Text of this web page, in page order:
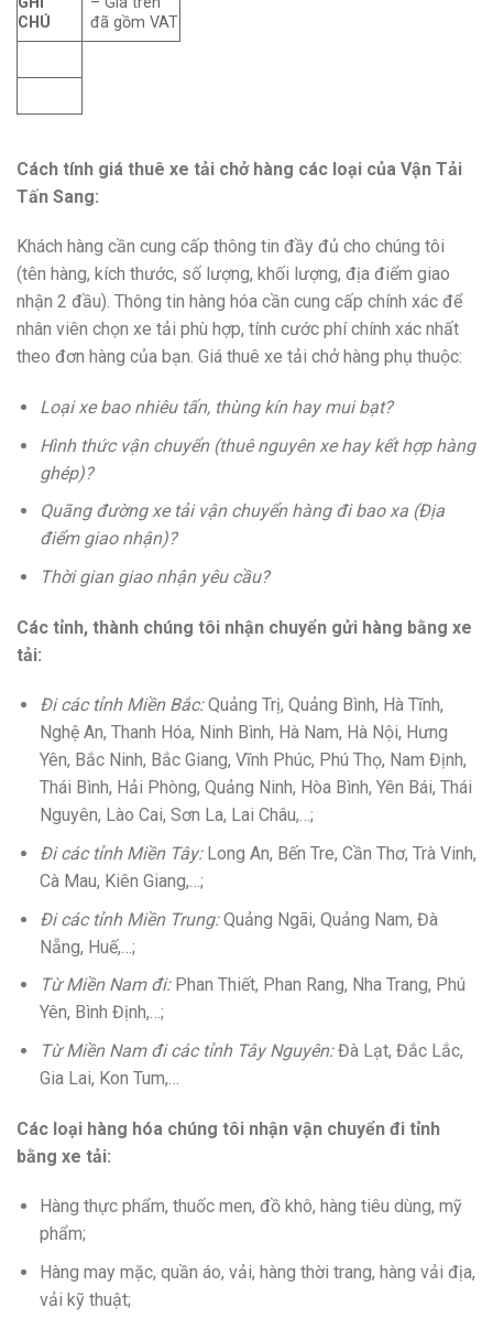
CHÚ
đã gồm VAT
Cách tính giá thuê xe tải chở hàng các loại của Vận Tải
Tấn Sang:
Khách hàng cần cung cấp thông tin đầy đủ cho chúng tôi
(tên hàng, kích thước, số lượng, khối lượng, địa điểm giao
nhận 2 đầu). Thông tin hàng hóa cần cung cấp chính xác để
nhân viên chọn xe tải phù hợp, tính cước phí chính xác nhất
theo đơn hàng của bạn. Giá thuê xe tải chở hàng phụ thuộc:
Loại xe bao nhiêu tấn, thùng kín hay mui bạt?
Hình thức vận chuyển (thuê nguyên xe hay kết hợp hàng
ghép)?
Quãng đường xe tải vận chuyển hàng đi bao xa (Địa
điểm giao nhận)?
Thời gian giao nhận yêu cầu?
Các tỉnh, thành chúng tôi nhận chuyển gửi hàng bằng xe
tải:
Đi các tỉnh Miền Bắc:Quảng Trị, Quảng Bình, Hà Tĩnh,
Nghệ An, Thanh Hóa, Ninh Bình, Hà Nam, Hà Nội, Hưng
Yên, Bắc Ninh, Bắc Giang, Vĩnh Phúc, Phú Thọ, Nam Định,
Thái Bình, Hải Phòng, Quảng Ninh, Hòa Bình, Yên Bái, Thái
Nguyên, Lào Cai, Sơn La, Lai Châu,…;
Đi các tỉnh Miền Tây:Long An, Bến Tre, Cần Thơ, Trà Vinh,
Cà Mau, Kiên Giang,…;
Đi các tỉnh Miền Trung:Quảng Ngãi, Quảng Nam, Đà
Nẵng, Huế,…;
Từ Miền Nam đi:Phan Thiết, Phan Rang, Nha Trang, Phú
Yên, Bình Định,…;
Từ Miền Nam đi các tỉnh Tây Nguyên:Đà Lạt, Đắc Lắc,
Gia Lai, Kon Tum,…
Các loại hàng hóa chúng tôi nhận vận chuyển đi tỉnh
bằng xe tải:
Hàng thực phẩm, thuốc men, đồ khô, hàng tiêu dùng, mỹ
phẩm;
Hàng may mặc, quần áo, vải, hàng thời trang, hàng vải địa,
vải kỹ thuật;